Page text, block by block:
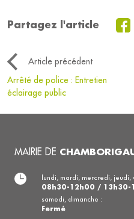
Partagez l'article
Article précédent
Arrêté de police : Entretien
éclairage public
MAIRIE DE
lundi, mardi, mercredi, jeudi,
08h30-12h00 / 13h30-
samedi, dimanche :
Fermé